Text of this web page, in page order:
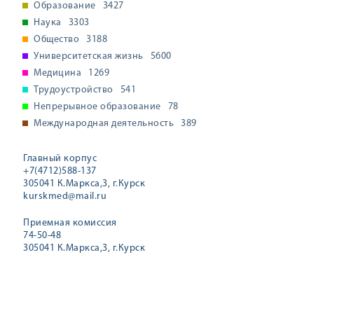
Образование
3427
Наука
3303
Общество
3188
Университетская жизнь
5600
Медицина
1269
Трудоустройство
541
Непрерывное образование
78
Международная деятельность
389
Главный корпус
+7(4712)588-137
305041 К.Маркса,3, г.Курск
kurskmed@mail.ru
Приемная комиссия
74-50-48
305041 К.Маркса,3, г.Курск